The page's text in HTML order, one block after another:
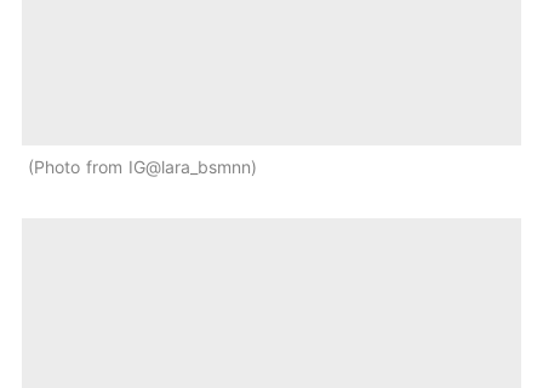
Photo from IG@lara_bsmnn